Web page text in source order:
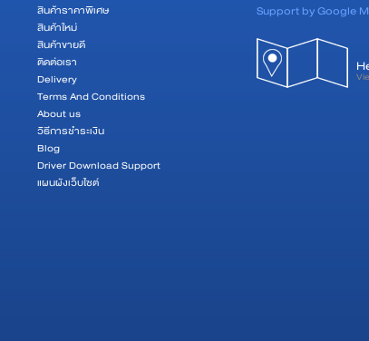
สินค้าราคาพิเศษ
สินค้าใหม่
สินค้าขายดี
ติดต่อเรา
Delivery
Terms And Conditions
About us
วิธีการชำระเงิน
Blog
Driver Download Support
แผนผังเว็บไซต์
Support by Google